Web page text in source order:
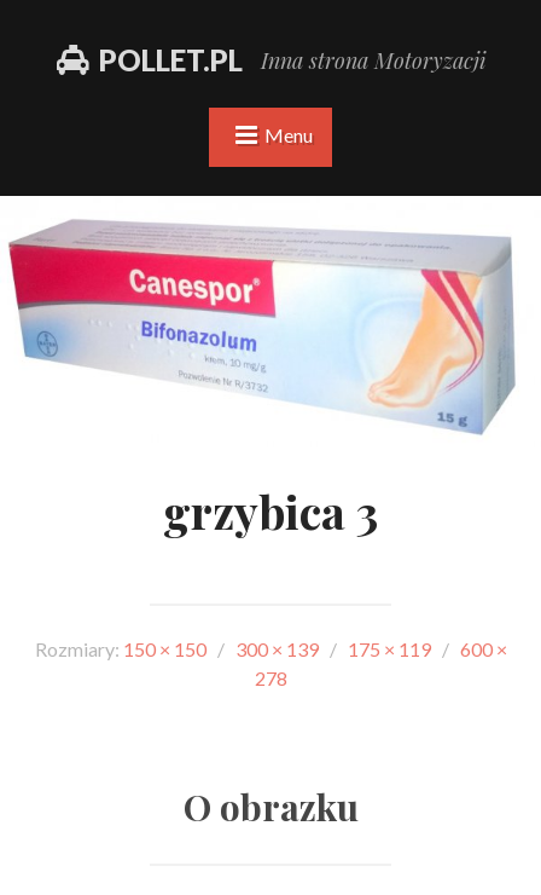
POLLET.PL Inna strona Motoryzacji
Menu
grzybica 3
Rozmiary: 150 × 150 / 300 × 139 / 175 × 119 / 600 ×
278
O obrazku